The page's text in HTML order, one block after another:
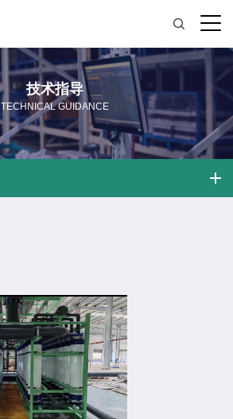
技术指导
TECHNICAL GUIDANCE